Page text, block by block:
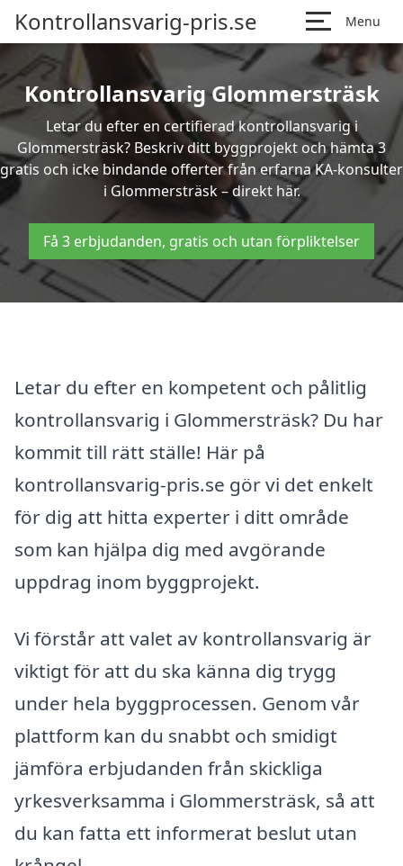
Kontrollansvarig-pris.se Menu
Kontrollansvarig Glommersträsk
Letar du efter en certifierad kontrollansvarig i
Glommersträsk? Beskriv ditt byggprojekt och hämta 3
gratis och icke bindande offerter från erfarna KA-konsulter
i Glommersträsk – direkt här.
Få 3 erbjudanden, gratis och utan förpliktelser
Letar du efter en kompetent och pålitlig
kontrollansvarig i Glommersträsk? Du har
kommit till rätt ställe! Här på
kontrollansvarig-pris.se gör vi det enkelt
för dig att hitta experter i ditt område
som kan hjälpa dig med avgörande
uppdrag inom byggprojekt.
Vi förstår att valet av kontrollansvarig är
viktigt för att du ska känna dig trygg
under hela byggprocessen. Genom vår
plattform kan du snabbt och smidigt
jämföra erbjudanden från skickliga
yrkesverksamma i Glommersträsk, så att
du kan fatta ett informerat beslut utan